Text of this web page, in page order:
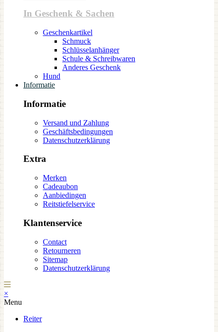
In Geschenk & Sachen
Geschenkartikel
Schmuck
Schlüsselanhänger
Schule & Schreibwaren
Anderes Geschenk
Hund
Informatie
Informatie
Versand und Zahlung
Geschäftsbedingungen
Datenschutzerklärung
Extra
Merken
Cadeaubon
Aanbiedingen
Reitstiefelservice
Klantenservice
Contact
Retourneren
Sitemap
Datenschutzerklärung
×
Menu
Reiter